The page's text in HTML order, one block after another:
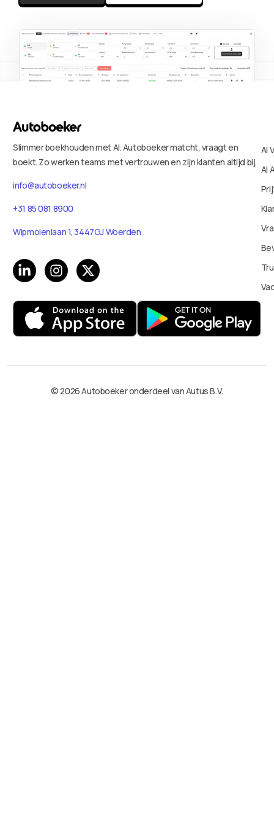
Slimmer boekhouden met AI. Autoboeker matcht, vraagt en
boekt. Zo werken teams met vertrouwen en zijn klanten altijd bij.
info@autoboeker.nl
+31 85 081 8900
Wipmolenlaan 1, 3447GJ Woerden
AI
AI
© 2026 Autoboeker onderdeel van Autus B.V.